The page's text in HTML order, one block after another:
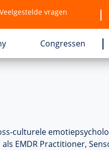
Veelgestelde vragen
Congressen
culturele
EMDR Practitioner,